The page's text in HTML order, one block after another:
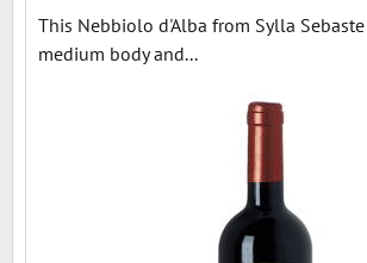
This Nebbiolo d'Alba from Sylla
medium body and...